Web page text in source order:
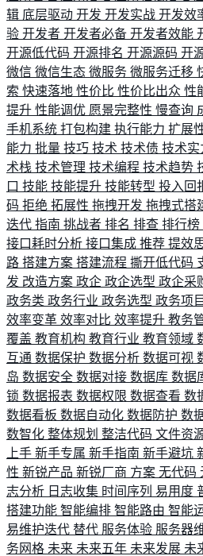
辑 底层驱动 开发 开发实战 开发效
验 开发者 开发者必备 开发者效能
开源低代码 开源排名 开源源码 开
微信 微信生态 微服务 微服务迁移
索 快速落地 性价比 性价比出众 性
提升 性能调优 愿景完整性 慢查询
手机系统 打包构建 执行能力 扩展
能力 批量 技巧 技术 技术债 技术实
术栈 技术管理 技术编程 技术趋势
口 技能 技能提升 技能转型 投入回
码 拒绝 拓展性 拖拽开发 拖拽式搭
迭代 指南 挑战者 排名 排查 排行榜
接口耗时分析 接口集成 推荐 提效
路 搭建方案 搭建流程 撕开低代码
发 改造方案 政企 政企选型 政企采
政务类 政务行业 政务选型 政务项
效率变革 效率对比 效率提升 教务
覆盖 教育机构 教育行业 教育领域
互通 数据保护 数据分析 数据可视
岛 数据安全 数据对接 数据库 数据
锁 数据报表 数据权限 数据查看 数
数据看板 数据自动化 数据防护 数
数智化 整体规划 整洁代码 文件资
上手 新手专属 新手指南 新手避坑
性 新锐产品 新锐厂商 方案 无代码
志分析 日志收集 时间序列 易用度
搭建功能 智能编排 智能路由 智能
易维护迭代 替代 服务体验 服务器
务网格 未来 未来五年 未来发展 未